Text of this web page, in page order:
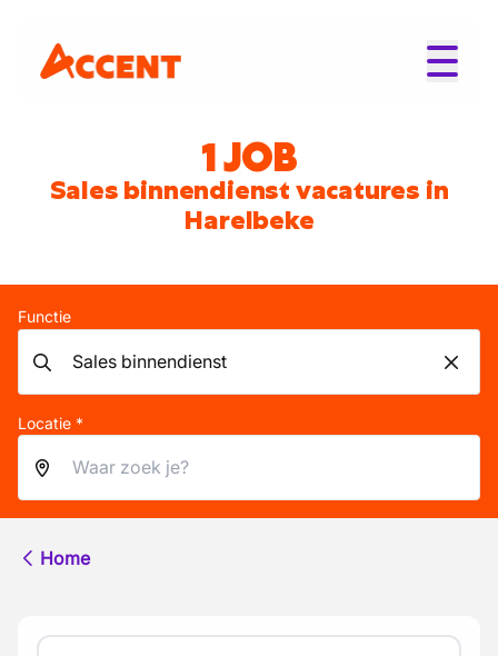
1 JOB
Sales binnendienst vacatures in
Harelbeke
Functie
Locatie *
Home